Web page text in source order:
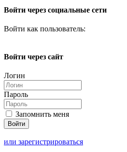
Войти через социальные сети
Войти как пользователь:
Войти через сайт
Логин
Пароль
Запомнить меня
или зарегистрироваться